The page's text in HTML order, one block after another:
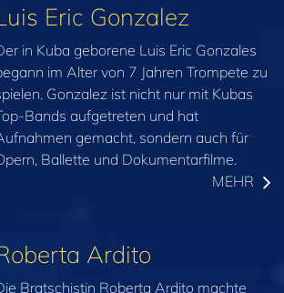
Eric Gonzalez
in Kuba geborene Luis Eric Gonzales
im Alter von 7 Jahren Trompete zu
Gonzalez ist nicht nur mit Kubas
Bands aufgetreten und hat
gemacht, sondern auch für
Ballette und Dokumentarfilme.
MEHR
Ardito
Bratschistin Roberta Ardito machte